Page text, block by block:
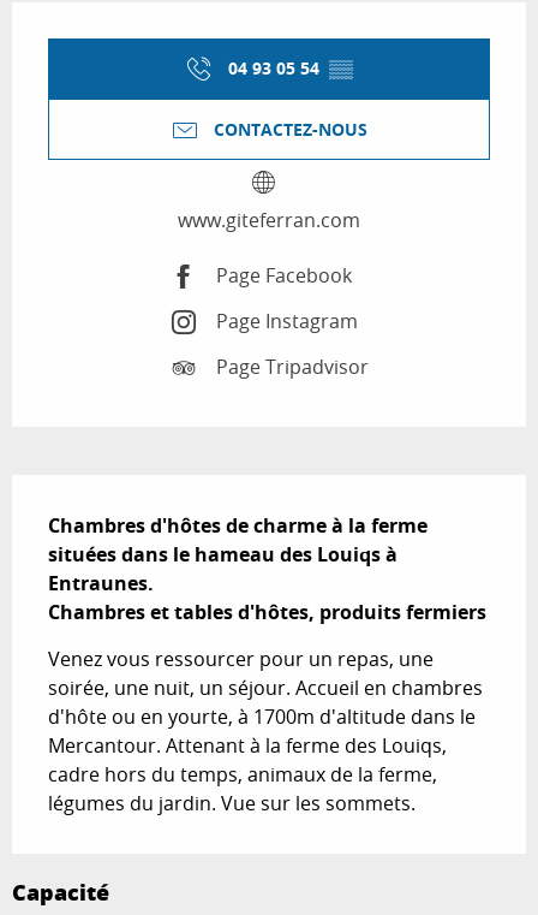
04 93 05 54 ▒▒
CONTACTEZ-NOUS
www.giteferran.com
Page Facebook
Page Instagram
Page Tripadvisor
Chambres d'hôtes de charme à la ferme
situées dans le hameau des Louiqs à
Entraunes.
Chambres et tables d'hôtes, produits fermiers
Venez vous ressourcer pour un repas, une
soirée, une nuit, un séjour. Accueil en chambres
d'hôte ou en yourte, à 1700m d'altitude dans le
Mercantour. Attenant à la ferme des Louiqs,
cadre hors du temps, animaux de la ferme,
légumes du jardin. Vue sur les sommets.
Capacité